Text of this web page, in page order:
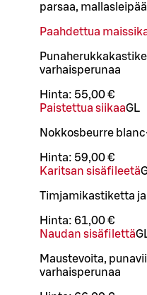
parsaa,
Paahdettua
varhaisperunaa
Hinta: 55,00 €
Paistettua siikaaGL
Nokkosbeurre
Hinta: 59,00 €
Karitsan sisäfileetä
Timjamikastiketta
Hinta: 61,00 €
Naudan sisäfilettäG
Maustevoita,
varhaisperunaa